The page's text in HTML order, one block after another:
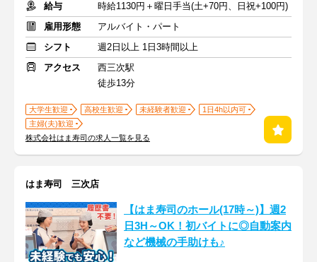
給与
時給1130円＋曜日手当(土+70円、日祝+100円)
雇用形態
アルバイト・パート
シフト
週2日以上 1日3時間以上
アクセス
西三次駅
徒歩13分
大学生歓迎 高校生歓迎 未経験者歓迎
1日4h以内可
主婦(夫)歓迎
株式会社はま寿司の求人一覧を見る
はま寿司 三次店
【はま寿司のホール(17時～)】週2
日3H～OK！初バイトに◎自動案内
など機械の手助けも♪